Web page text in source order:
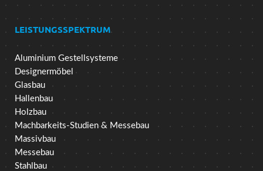
LEISTUNGSSPEKTRUM
Aluminium Gestellsysteme
Designermöbel
Glasbau
Hallenbau
Holzbau
Machbarkeits-Studien & Messebau
Massivbau
Messebau
Stahlbau